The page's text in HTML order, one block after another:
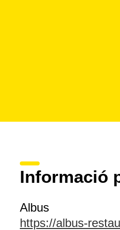
Informació
Albus
https://albus-